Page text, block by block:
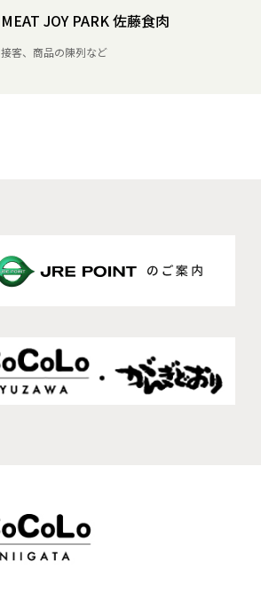
MEAT JOY PARK 佐藤食肉
接客、商品の陳列など